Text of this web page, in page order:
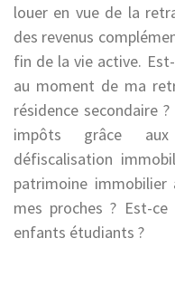
louer en vue de la
des revenus
fin de la vie active.
au moment de ma
résidence secondaire
impôts grâce
défiscalisation
patrimoine
mes proches ? Est-
enfants étudiants ?